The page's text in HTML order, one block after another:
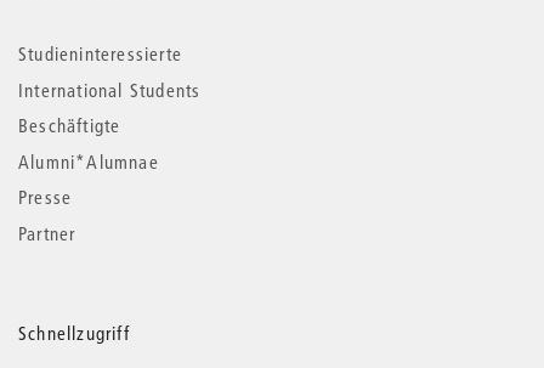
Studieninteressierte
International Students
Beschäftigte
Alumni*Alumnae
Presse
Partner
Schnellzugriff